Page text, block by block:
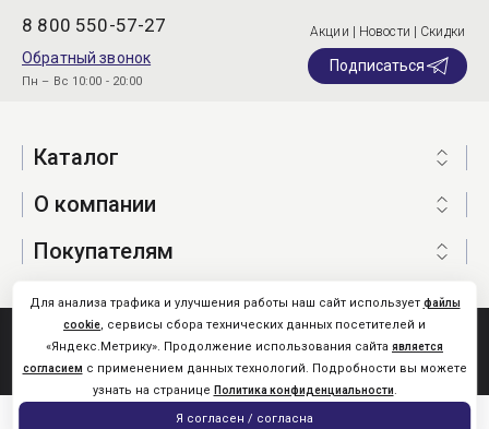
8 800 550-57-27
Обратный звонок
Пн – Вс 10:00 - 20:00
Акции | Новости | Скидки
Подписаться
Каталог
О компании
Покупателям
Nistone.Ru © 2026
Карта сайта
Для анализа трафика и улучшения работы наш сайт использует файлы
cookie, сервисы сбора технических данных посетителей и
«Яндекс.Метрику». Продолжение использования сайта является
согласием с применением данных технологий. Подробности вы можете
узнать на странице Политика конфиденциальности.
Я согласен / согласна